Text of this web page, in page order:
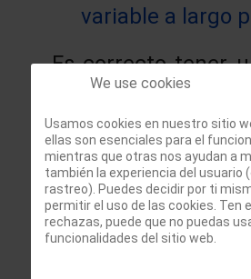
variable a largo
Es correcto tener
de forma
fija para ser
de emergencia, si
situación de este
producirse. Pero
We use cookies
Usamos cookies en nuestro sitio
ellas son esenciales para el
mientras que otras nos ayudan a
también la experiencia del usuario
rastreo). Puedes decidir por ti
permitir el uso de las cookies. Ten
rechazas, puede que no puedas
funcionalidades del sitio web.